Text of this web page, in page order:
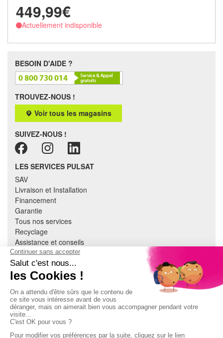
449,99€
Actuellement indisponible
BESOIN D'AIDE ?
TROUVEZ-NOUS !
Voir tous les magasins
SUIVEZ-NOUS !
LES SERVICES PULSAT
SAV
Livraison et Installation
Financement
Garantie
Tous nos services
Recyclage
Assistance et conseils
Cuisine équipée
Literie
Nous contacter
À PROPOS
CGV
Mentions légales
Données personnelles